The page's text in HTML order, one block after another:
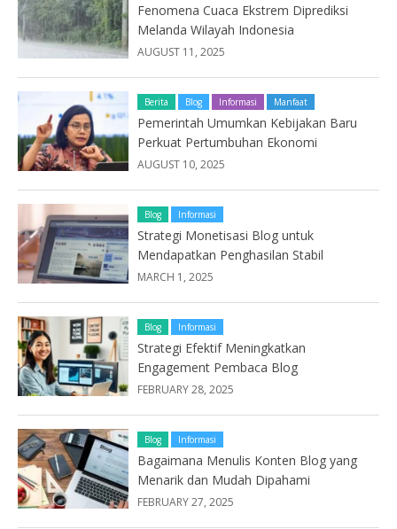
Fenomena Cuaca Ekstrem Diprediksi
Melanda Wilayah Indonesia
AUGUST 11, 2025
Berita Blog Informasi Manfaat
Pemerintah Umumkan Kebijakan Baru
Perkuat Pertumbuhan Ekonomi
AUGUST 10, 2025
Blog Informasi
Strategi Monetisasi Blog untuk
Mendapatkan Penghasilan Stabil
MARCH 1, 2025
Blog Informasi
Strategi Efektif Meningkatkan
Engagement Pembaca Blog
FEBRUARY 28, 2025
Blog Informasi
Bagaimana Menulis Konten Blog yang
Menarik dan Mudah Dipahami
FEBRUARY 27, 2025